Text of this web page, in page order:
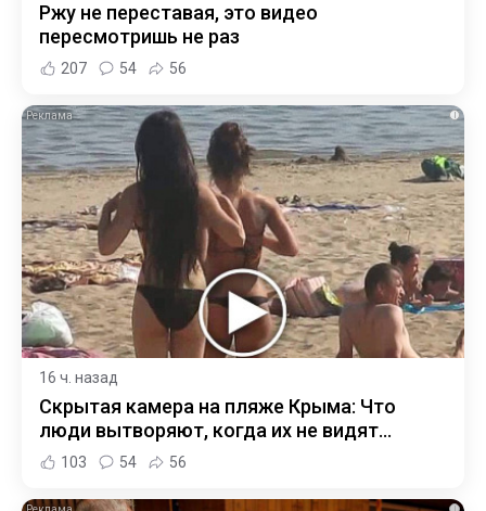
Ржу не переставая, это видео
пересмотришь не раз
207 54 56
i
16 ч. назад
Скрытая камера на пляже Крыма: Что
люди вытворяют, когда их не видят...
103 54 56
i